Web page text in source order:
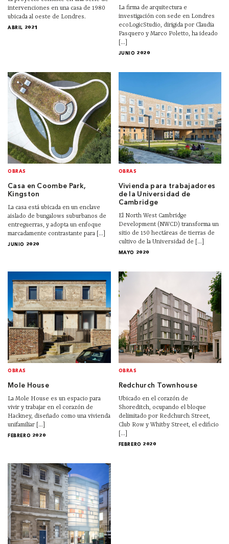
intervenciones en una casa de 1980
ubicada al oeste de Londres.
ABRIL 2021
La firma de arquitectura e
investigación con sede en Londres
ecoLogicStudio, dirigida por Claudia
Pasquero y Marco Poletto, ha ideado
[...]
JUNIO 2020
OBRAS
Casa en Coombe Park,
Kingston
La casa está ubicada en un enclave
aislado de bungalows suburbanos de
entreguerras, y adopta un enfoque
marcadamente contrastante para [...]
JUNIO 2020
OBRAS
Vivienda para trabajadores
de la Universidad de
Cambridge
El North West Cambridge
Development (NWCD) transforma un
sitio de 150 hectáreas de tierras de
cultivo de la Universidad de [...]
MAYO 2020
OBRAS
Mole House
La Mole House es un espacio para
vivir y trabajar en el corazón de
Hackney, diseñado como una vivienda
unifamiliar [...]
FEBRERO 2020
OBRAS
Redchurch Townhouse
Ubicado en el corazón de
Shoreditch, ocupando el bloque
delimitado por Redchurch Street,
Club Row y Whitby Street, el edificio
[...]
FEBRERO 2020